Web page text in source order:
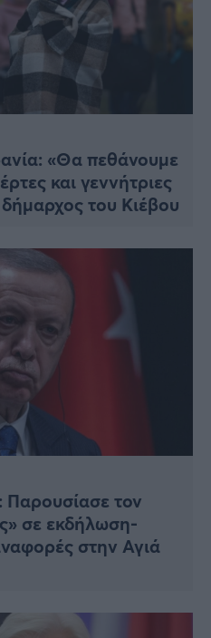
«Θα πεθάνουμε
και γεννήτριες
του Κιέβου
τον
σε εκδήλωση-
στην Αγιά